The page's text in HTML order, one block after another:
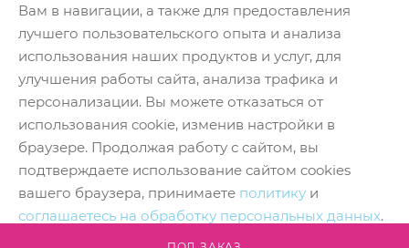
Вам в навигации, а также для предоставления
лучшего пользовательского опыта и анализа
использования наших продуктов и услуг, для
улучшения работы сайта, анализа трафика и
персонализации. Вы можете отказаться от
использования cookie, изменив настройки в
браузере. Продолжая работу с сайтом, вы
подтверждаете использование сайтом cookies
вашего браузера, принимаете политику и
соглашаетесь на обработку персональных данных.